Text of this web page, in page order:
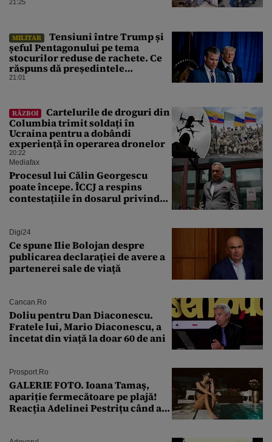
cu propriile corpuri
21:25
MILITAR
Tensiuni între Trump și
șeful Pentagonului pe tema
stocurilor reduse de rachete. Ce
răspuns dă președintele
american
21:01
RĂZBOI
Cartelurile de droguri din
Columbia trimit soldați în
Ucraina pentru a dobândi
experiență în operarea dronelor
20:22
Mediafax
Procesul lui Călin Georgescu
poate începe. ÎCCJ a respins
contestațiile în dosarul privind
Digi24
Ce spune Ilie Bolojan despre
publicarea declarației de avere a
partenerei sale de viață
Cancan.ro
Doliu pentru Dan Diaconescu.
Fratele lui, Mario Diaconescu, a
încetat din viață la doar 60 de ani
Prosport.ro
GALERIE FOTO. Ioana Tamaş,
apariție fermecătoare pe plajă!
Reacția Adelinei Pestrițu când a